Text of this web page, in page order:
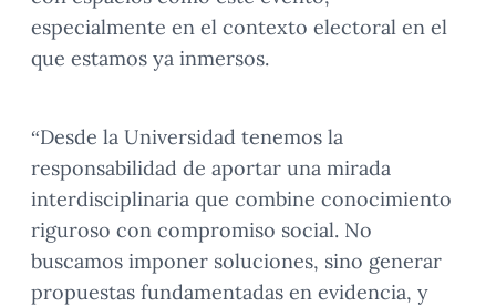
especialmente en el contexto electoral en el
que estamos ya inmersos.
“Desde la Universidad tenemos la
responsabilidad de aportar una mirada
interdisciplinaria que combine conocimiento
riguroso con compromiso social. No
buscamos imponer soluciones, sino generar
propuestas fundamentadas en evidencia, y